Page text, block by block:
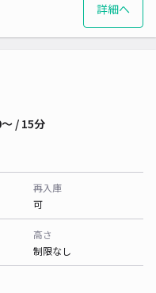
詳細へ
/ 15分
再入庫
可
高さ
制限なし